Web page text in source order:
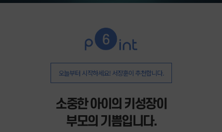
오늘부터 시작하세요! 서장훈이 추천합니다.
소중한 아이의 키성장이
부모의 기쁨입니다.